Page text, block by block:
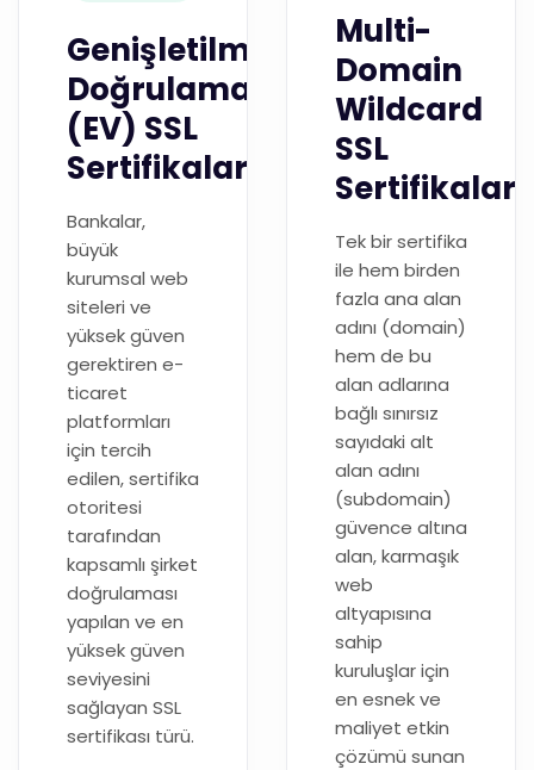
Genişletilmiş
Doğrulamalı
(EV) SSL
Sertifikaları
Bankalar,
büyük
kurumsal web
siteleri ve
yüksek güven
gerektiren e-
ticaret
platformları
için tercih
edilen, sertifika
otoritesi
tarafından
kapsamlı şirket
doğrulaması
yapılan ve en
yüksek güven
seviyesini
sağlayan SSL
sertifikası türü.
Multi-
Domain
Wildcard
SSL
Sertifikaları
Tek bir sertifika
ile hem birden
fazla ana alan
adını (domain)
hem de bu
alan adlarına
bağlı sınırsız
sayıdaki alt
alan adını
(subdomain)
güvence altına
alan, karmaşık
web
altyapısına
sahip
kuruluşlar için
en esnek ve
maliyet etkin
çözümü sunan